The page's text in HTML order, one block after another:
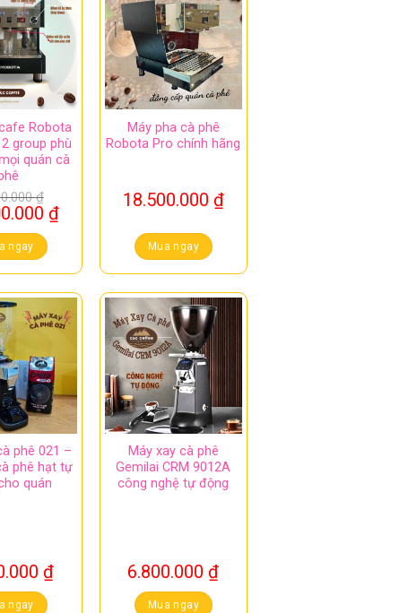
Robota
group phù
quán cà
₫
₫.
₫Giá
ngay
Máy pha cà phê
Robota Pro chính hãng
18.500.000 ₫
Mua ngay
phê 021 –
phê hạt tự
quán
₫
ngay
Máy xay cà phê
Gemilai CRM 9012A
công nghệ tự động
6.800.000 ₫
Mua ngay